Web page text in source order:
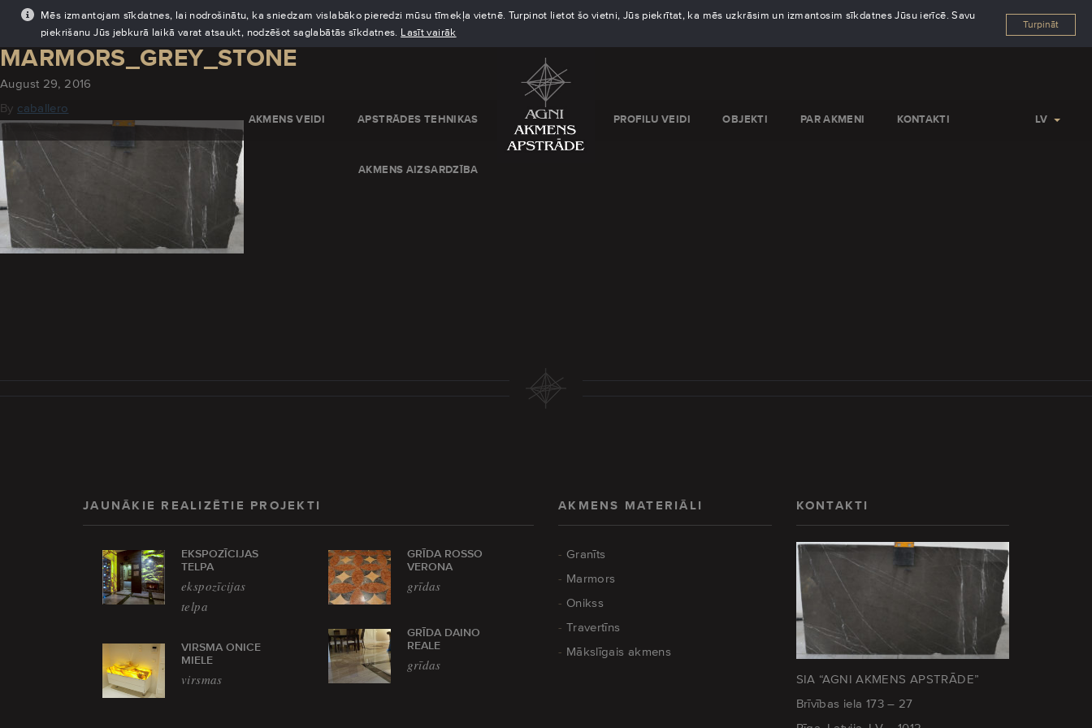
Mēs izmantojam sīkdatnes, lai nodrošinātu, ka sniedzam vislabāko pieredzi mūsu tīmekļa vietnē. Turpinot lietot šo vietni, Jūs piekrītat, ka mēs uzkrāsim un izmantosim sīkdatnes Jūsu ierīcē. Savu
piekrišanu Jūs jebkurā laikā varat atsaukt, nodzēšot saglabātās sīkdatnes. Lasīt vairāk
Turpināt
AKMENS VEIDI APSTRĀDES TEHNIKAS
AKMENS AIZSARDZĪBA
PROFILU VEIDI OBJEKTI PAR AKMENI KONTAKTI LV
MARMORS_GREY_STONE
August 29, 2016
By caballero
JAUNĀKIE REALIZĒTIE PROJEKTI
EKSPOZĪCIJAS
TELPA
ekspozīcijas
telpa
VIRSMA ONICE
MIELE
virsmas
GRĪDA ROSSO
VERONA
grīdas
GRĪDA DAINO
REALE
grīdas
AKMENS MATERIĀLI
Granīts
Marmors
Onikss
Travertīns
Mākslīgais akmens
KONTAKTI
SIA “AGNI AKMENS APSTRĀDE”
Brīvības iela 173 – 27